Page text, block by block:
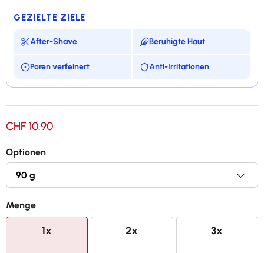
GEZIELTE ZIELE
After-Shave Beruhigte Haut
Poren verfeinert Anti-Irritationen
Natürlicher Mineralstein
Besänftigt und pflegt die Haut nach dem Rasieren
Schließt die Poren und reduziert Rasurbrand
Stoppt das Bluten kleiner Verletzungen und
Rasurschnitte
CHF 10.90
Optionen
Menge
1x 2x 3x